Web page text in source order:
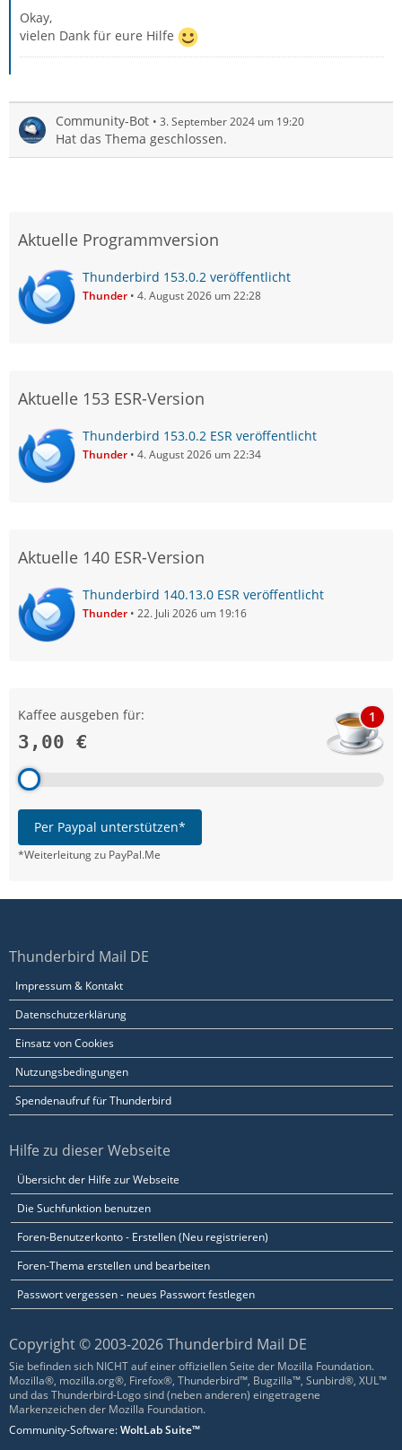
Okay,
vielen Dank für eure Hilfe
Community-Bot 3. September 2024 um 19:20
Hat das Thema geschlossen.
Aktuelle Programmversion
Thunderbird 153.0.2 veröffentlicht
Thunder 4. August 2026 um 22:28
Aktuelle 153 ESR-Version
Thunderbird 153.0.2 ESR veröffentlicht
Thunder 4. August 2026 um 22:34
Aktuelle 140 ESR-Version
Thunderbird 140.13.0 ESR veröffentlicht
Thunder 22. Juli 2026 um 19:16
Kaffee ausgeben für:
3,00 €
1
Per Paypal unterstützen*
*Weiterleitung zu PayPal.Me
Thunderbird Mail DE
Impressum & Kontakt
Datenschutzerklärung
Einsatz von Cookies
Nutzungsbedingungen
Spendenaufruf für Thunderbird
Hilfe zu dieser Webseite
Übersicht der Hilfe zur Webseite
Die Suchfunktion benutzen
Foren-Benutzerkonto - Erstellen (Neu registrieren)
Foren-Thema erstellen und bearbeiten
Passwort vergessen - neues Passwort festlegen
Copyright © 2003-2026 Thunderbird Mail DE
Sie befinden sich NICHT auf einer offiziellen Seite der Mozilla Foundation.
Mozilla®, mozilla.org®, Firefox®, Thunderbird™, Bugzilla™, Sunbird®, XUL™
und das Thunderbird-Logo sind (neben anderen) eingetragene
Markenzeichen der Mozilla Foundation.
Community-Software:WoltLab Suite™